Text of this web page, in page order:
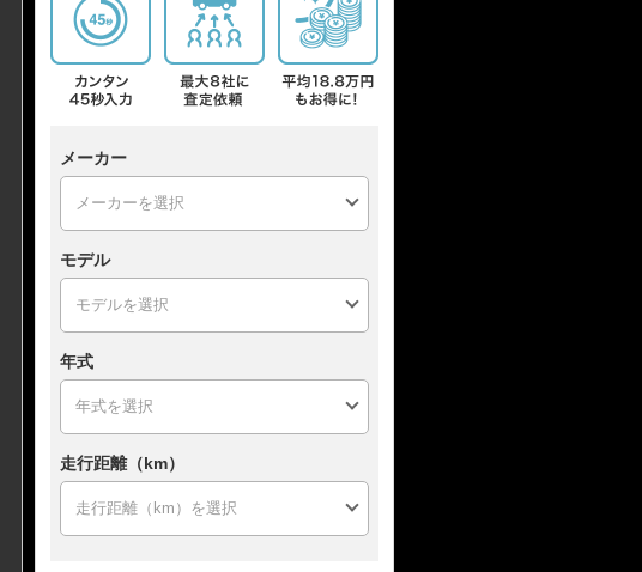
メーカー
モデル
年式
走行距離（km）